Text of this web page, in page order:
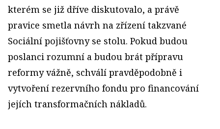
kterém se již dříve diskutovalo, a právě
pravice smetla návrh na zřízení takzvané
Sociální pojišťovny se stolu. Pokud budou
poslanci rozumní a budou brát přípravu
reformy vážně, schválí pravděpodobně i
vytvoření rezervního fondu pro financování
jejích transformačních nákladů.